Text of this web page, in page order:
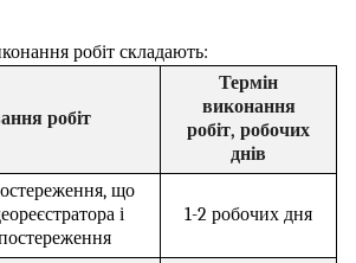
робіт складають:
робіт
Термін
виконання
робіт, робочих
днів
що
і
1-2 робочих дня